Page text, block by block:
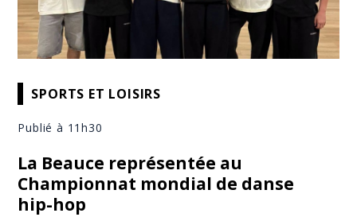
SPORTS ET LOISIRS
Publié à 11h30
La Beauce représentée au
Championnat mondial de danse
hip-hop